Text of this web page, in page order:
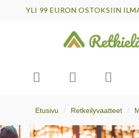
YLI 99 EURON OSTOKSIIN
Etusivu Retkeilyvaatteet